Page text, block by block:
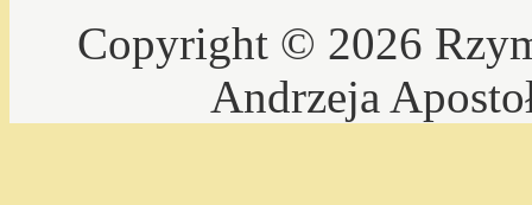
Copyright © 2026
Andrzeja